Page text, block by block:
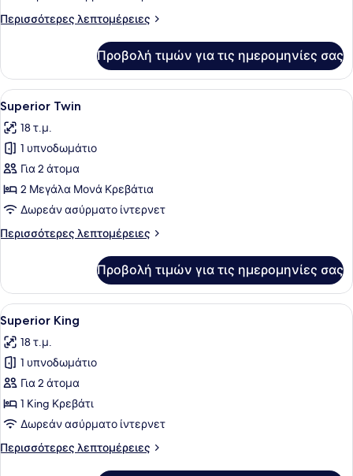
Περισσότερες λεπτομέρειες
Περισσότερες
Single
Προβολή τιμών για τις ημερομηνίες σας
Προβολή
όλων
των
φωτογραφιών
για
Superior
Twin
Ένα δωμάτιο ξενοδοχείου με δύο
5
Superior Twin
18 τ.μ.
1 υπνοδωμάτιο
Για 2 άτομα
2 Μεγάλα Μονά Κρεβάτια
Δωρεάν ασύρματο ίντερνετ
Περισσότερες λεπτομέρειες
Περισσότερες
Twin
Προβολή τιμών για τις ημερομηνίες σας
Προβολή
όλων
των
φωτογραφιών
για
Superior
King
Ένα σύγχρονο δωμάτιο
4
Superior King
18 τ.μ.
1 υπνοδωμάτιο
Για 2 άτομα
1 King Κρεβάτι
Δωρεάν ασύρματο ίντερνετ
Περισσότερες λεπτομέρειες
Περισσότερες